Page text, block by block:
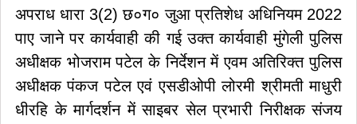
अपराध धारा 3(2) छ०ग० जुआ प्रतिशेध अधिनियम 2022
पाए जाने पर कार्यवाही की गई उक्त कार्यवाही मुंगेली पुलिस
अधीक्षक भोजराम पटेल के निर्देशन में एवम अतिरिक्त पुलिस
अधीक्षक पंकज पटेल एवं एसडीओपी लोरमी श्रीमती माधुरी
धीरहि के मार्गदर्शन में साइबर सेल प्रभारी निरीक्षक संजय